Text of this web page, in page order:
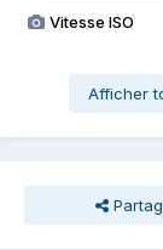
Vitesse ISO
Afficher